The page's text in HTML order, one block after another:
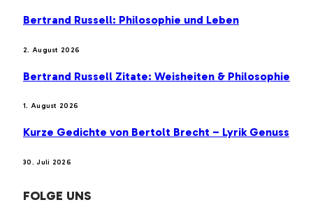
Bertrand Russell: Philosophie und Leben
2. August 2026
Bertrand Russell Zitate: Weisheiten & Philosophie
1. August 2026
Kurze Gedichte von Bertolt Brecht – Lyrik Genuss
30. Juli 2026
FOLGE UNS